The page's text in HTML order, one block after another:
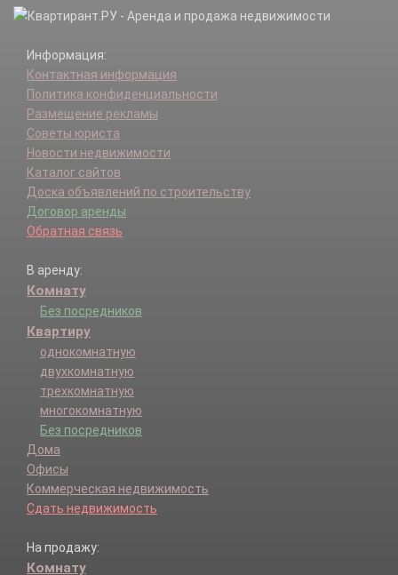
Информация:
Контактная информация
Политика конфиденциальности
Размещение рекламы
Советы юриста
Новости недвижимости
Каталог сайтов
Доска объявлений по строительству
Договор аренды
Обратная связь
В аренду:
Комнату
Без посредников
Квартиру
однокомнатную
двухкомнатную
трехкомнатную
многокомнатную
Без посредников
Дома
Офисы
Коммерческая недвижимость
Сдать недвижимость
На продажу:
Комнату